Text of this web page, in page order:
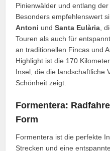
Pinienwälder und entlang
Besonders empfehlenswert
Antoni undSanta Eulària ,
Touren als auch für
an traditionellen Fincas und
Highlight ist die 170
Insel, die die landschaftliche
Schönheit zeigt.
Formentera:
Form
Formentera ist die perfekte
Strecken und eine